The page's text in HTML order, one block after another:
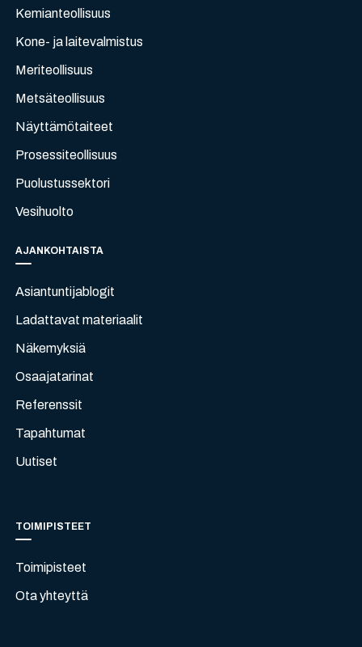
Kemianteollisuus
Kone- ja laitevalmistus
Meriteollisuus
Metsäteollisuus
Näyttämötaiteet
Prosessiteollisuus
Puolustussektori
Vesihuolto
AJANKOHTAISTA
Asiantuntijablogit
Ladattavat materiaalit
Näkemyksiä
Osaajatarinat
Referenssit
Tapahtumat
Uutiset
TOIMIPISTEET
Toimipisteet
Ota yhteyttä